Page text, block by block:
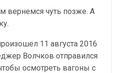
вернемся чуть позже. А
11 августа 2016
Волчков отправился
осмотреть вагоны с